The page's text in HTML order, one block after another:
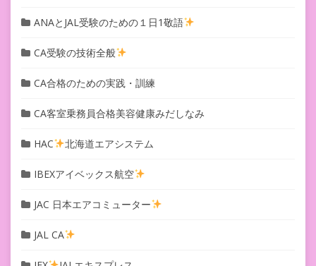
ANAとJAL受験のための１日1敬語
CA受験の技術全般
CA合格のための実践・訓練
CA客室乗務員合格美容健康みだしなみ
HAC 北海道エアシステム
IBEXアイベックス航空
JAC 日本エアコミューター
JAL CA